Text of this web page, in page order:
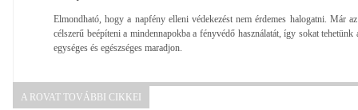
Elmondható, hogy a napfény elleni védekezést nem érdemes halogatni. Már
célszerű beépíteni a mindennapokba a fényvédő használatát, így sokat
egységes és egészséges maradjon.
A ROVAT TOVÁBBI CIKKEI